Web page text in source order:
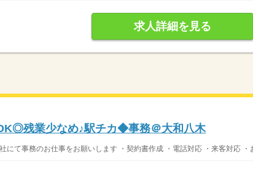
求人詳細を見る
残業少なめ♪駅チカ◆事務＠大和八木
にて事務のお仕事をお願いします ・契約書作成 ・電話対応 ・来客対応 ・